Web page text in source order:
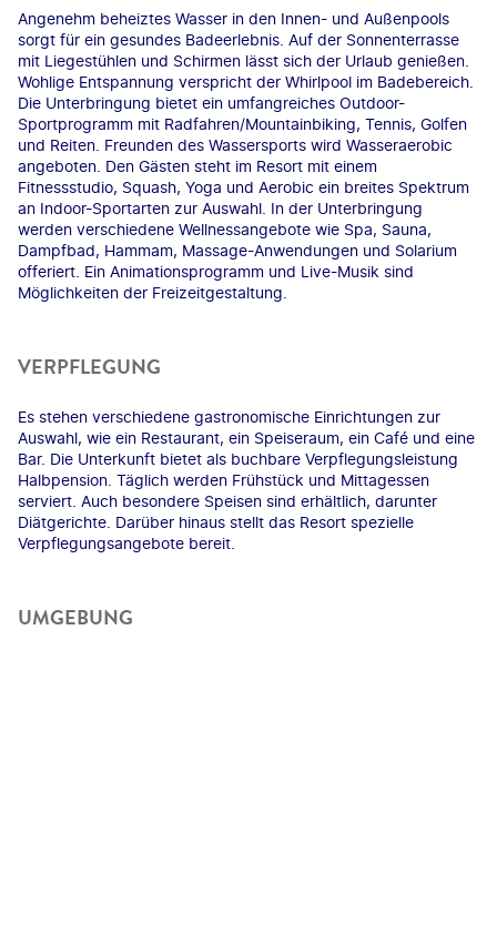
Angenehm beheiztes Wasser in den Innen- und Außenpools
sorgt für ein gesundes Badeerlebnis. Auf der Sonnenterrasse
mit Liegestühlen und Schirmen lässt sich der Urlaub genießen.
Wohlige Entspannung verspricht der Whirlpool im Badebereich.
Die Unterbringung bietet ein umfangreiches Outdoor-
Sportprogramm mit Radfahren/Mountainbiking, Tennis, Golfen
und Reiten. Freunden des Wassersports wird Wasseraerobic
angeboten. Den Gästen steht im Resort mit einem
Fitnessstudio, Squash, Yoga und Aerobic ein breites Spektrum
an Indoor-Sportarten zur Auswahl. In der Unterbringung
werden verschiedene Wellnessangebote wie Spa, Sauna,
Dampfbad, Hammam, Massage-Anwendungen und Solarium
offeriert. Ein Animationsprogramm und Live-Musik sind
Möglichkeiten der Freizeitgestaltung.
VERPFLEGUNG
Es stehen verschiedene gastronomische Einrichtungen zur
Auswahl, wie ein Restaurant, ein Speiseraum, ein Café und eine
Bar. Die Unterkunft bietet als buchbare Verpflegungsleistung
Halbpension. Täglich werden Frühstück und Mittagessen
serviert. Auch besondere Speisen sind erhältlich, darunter
Diätgerichte. Darüber hinaus stellt das Resort spezielle
Verpflegungsangebote bereit.
UMGEBUNG